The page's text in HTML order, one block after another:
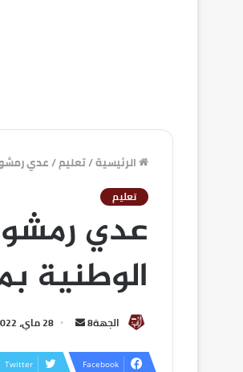
الرئيسية/تعليم/عدي
تعليم
عدي رمشون
الوطنية
الجهة8 28 ماي، 2022
Facebook
Twitter